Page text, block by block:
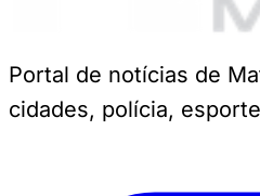
Portal de notícias de
cidades, polícia,